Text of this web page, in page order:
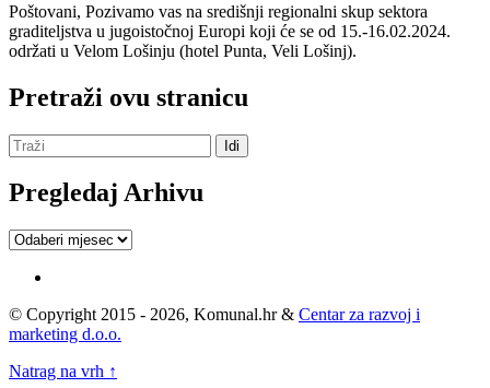
Poštovani, Pozivamo vas na središnji regionalni skup sektora
graditeljstva u jugoistočnoj Europi koji će se od 15.-16.02.2024.
održati u Velom Lošinju (hotel Punta, Veli Lošinj).
Pretraži ovu stranicu
Pregledaj Arhivu
Pregledaj
© Copyright 2015 - 2026, Komunal.hr & Centar za razvoj i
marketing d.o.o.
Natrag na vrh ↑